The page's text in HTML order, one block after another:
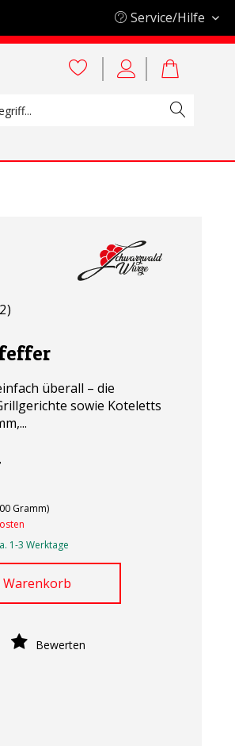
Service/Hilfe
2)
überall – die
sowie Koteletts
Gramm)
1-3 Werktage
Warenkorb
Bewerten